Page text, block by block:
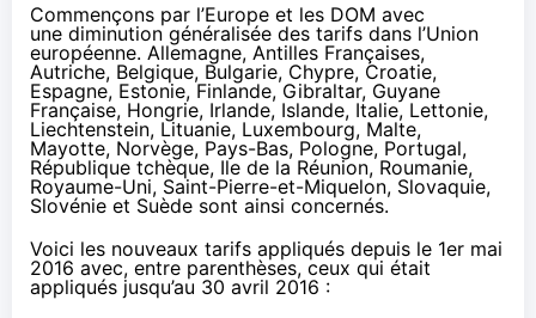
Commençons par l’Europe et les DOM avec
une diminution généralisée des tarifs dans l’Union
européenne. Allemagne, Antilles Françaises,
Autriche, Belgique, Bulgarie, Chypre, Croatie,
Espagne, Estonie, Finlande, Gibraltar, Guyane
Française, Hongrie, Irlande, Islande, Italie, Lettonie,
Liechtenstein, Lituanie, Luxembourg, Malte,
Mayotte, Norvège, Pays-Bas, Pologne, Portugal,
République tchèque, Ile de la Réunion, Roumanie,
Royaume-Uni, Saint-Pierre-et-Miquelon, Slovaquie,
Slovénie et Suède sont ainsi concernés.
Voici les nouveaux tarifs appliqués depuis le 1er mai
2016 avec, entre parenthèses, ceux qui était
appliqués jusqu’au 30 avril 2016 :